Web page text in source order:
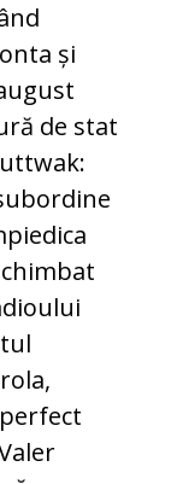
și
de stat